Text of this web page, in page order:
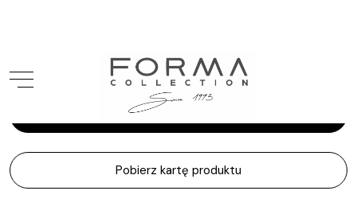
Zapytaj o produkt
Pobierz kartę produktu